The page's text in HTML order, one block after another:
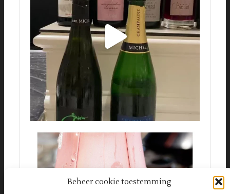
Beheer cookie toestemming